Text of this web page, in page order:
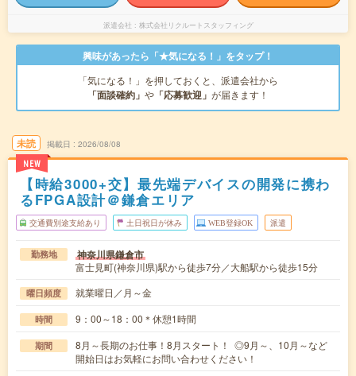
派遣会社 株式会社リクルートスタッフィング
興味があったら「★気になる！」をタップ！
「気になる！」を押しておくと、派遣会社から
「面談確約」 や 「応募歓迎」 が届きます！
未読
NEW
掲載日 2026/08/08
【時給3000+交】最先端デバイスの開発に携わ
るFPGA設計＠鎌倉エリア
交通費別途支給あり 土日祝日が休み WEB登録OK 派遣
勤務地 神奈川県鎌倉市
富士見町(神奈川県)駅から徒歩7分／大船駅から徒歩15分
曜日頻度 就業曜日／月～金
時間 9：00～18：00＊休憩1時間
期間
8月～長期のお仕事！8月スタート！ ◎9月～、10月～など
開始日はお気軽にお問い合わせください！